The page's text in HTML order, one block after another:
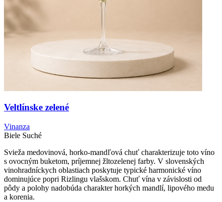
Veltlínske zelené
Vinanza
Biele Suché
Svieža medovinová, horko-mandľová chuť charakterizuje toto víno
s ovocným buketom, príjemnej žltozelenej farby. V slovenských
vinohradníckych oblastiach poskytuje typické harmonické víno
dominujúce popri Rizlingu vlašskom. Chuť vína v závislosti od
pôdy a polohy nadobúda charakter horkých mandlí, lipového medu
a korenia.